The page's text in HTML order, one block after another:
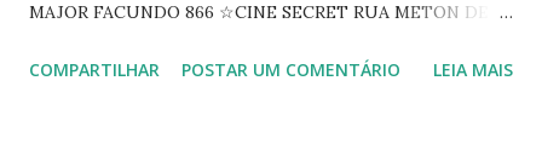
MAJOR FACUNDO 866 ☆CINE SECRET RUA METON DE
PEIXOTO 1307 ☆CINE IRIS RUA FLORIANO PEIXOTO 1206
COMPARTILHAR POSTAR UM COMENTÁRIO LEIA MAIS